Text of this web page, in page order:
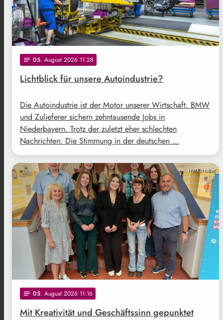
notes 05. August 2026 11:28
Lichtblick für unsere Autoindustrie?
Die Autoindustrie ist der Motor unserer Wirtschaft. BMW
und Zulieferer sichern zehntausende Jobs in
Niederbayern. Trotz der zuletzt eher schlechten
Nachrichten: Die Stimmung in der deutschen …
HWK/Huber
notes 05. August 2026 11:16
Mit Kreativität und Geschäftssinn gepunktet